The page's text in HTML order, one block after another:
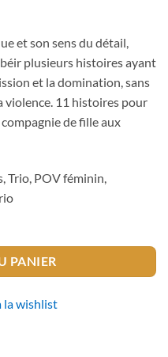
et son sens du détail,
plusieurs histoires ayant
et la domination, sans
violence. 11 histoires pour
de fille aux
Trio, POV féminin,
PANIER
la wishlist